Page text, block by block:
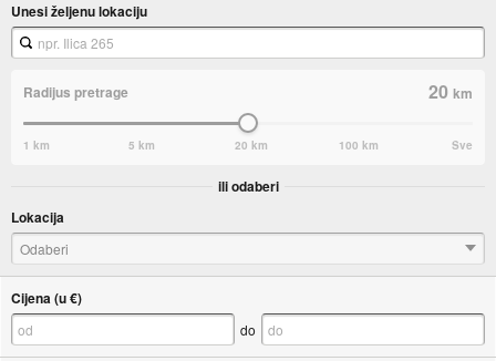
Unesi željenu lokaciju
Radijus pretrage 20km
1 km 5 km 20 km 100 km Sve
ili odaberi
Lokacija
Odaberi
Cijena (u €)
do